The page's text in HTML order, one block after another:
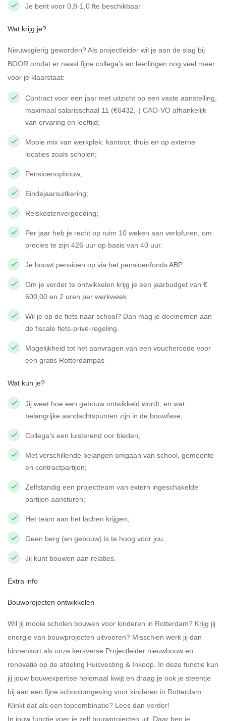
Je bent voor 0,8-1,0 fte beschikbaar
Wat krijg je?
Nieuwsgierig geworden? Als projectleider wil je aan de slag bij
BOOR omdat er naast fijne collega’s en leerlingen nog veel meer
voor je klaarstaat:
Contract voor een jaar met uitzicht op een vaste aanstelling,
maximaal salarisschaal 11 (€6432,-) CAO-VO afhankelijk
van ervaring en leeftijd;
Mooie mix van werkplek: kantoor, thuis en op externe
locaties zoals scholen;
Pensioenopbouw;
Eindejaarsuitkering;
Reiskostenvergoeding;
Per jaar heb je recht op ruim 10 weken aan verlofuren, om
precies te zijn 426 uur op basis van 40 uur.
Je bouwt pensioen op via het pensioenfonds ABP.
Om je verder te ontwikkelen krijg je een jaarbudget van €
600,00 en 2 uren per werkweek.
Wil je op de fiets naar school? Dan mag je deelnemen aan
de fiscale fiets-privé-regeling.
Mogelijkheid tot het aanvragen van een vouchercode voor
een gratis Rotterdampas
Wat kun je?
Jij weet hoe een gebouw ontwikkeld wordt, en wat
belangrijke aandachtspunten zijn in de bouwfase;
Collega’s een luisterend oor bieden;
Met verschillende belangen omgaan van school, gemeente
en contractpartijen;
Zelfstandig een projectteam van extern ingeschakelde
partijen aansturen;
Het team aan het lachen krijgen;
Geen berg (en gebouw) is te hoog voor jou;
Jij kunt bouwen aan relaties.
Extra info
Bouwprojecten ontwikkelen
Wil jij mooie scholen bouwen voor kinderen in Rotterdam? Krijg jij
energie van bouwprojecten uitvoeren? Misschien werk jij dan
binnenkort als onze kersverse Projectleider nieuwbouw en
renovatie op de afdeling Huisvesting & Inkoop. In deze functie kun
jij jouw bouwexpertise helemaal kwijt en draag je ook je steentje
bij aan een fijne schoolomgeving voor kinderen in Rotterdam.
Klinkt dat als een topcombinatie? Lees dan verder!
In jouw functie voer je zelf bouwprojecten uit. Daar ben je